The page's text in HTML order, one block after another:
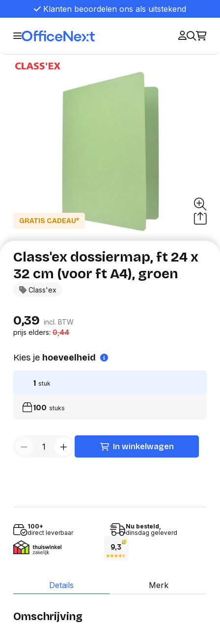
Klanten beoordelen ons als uitstekend
GRATIS CADEAU*
Class'ex
Class'ex dossiermap, ft 24 x
32 cm (voor ft A4), groen
0,39 incl. BTW
prijs elders:0,44
Kies je hoeveelheid
1 stuk
100 stuks
In winkelwagen
100+
direct leverbaar
Nu besteld,
dinsdag geleverd
Details Merk
Omschrijving